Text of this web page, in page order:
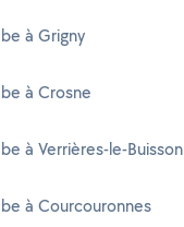
à Grigny
à Crosne
à Verrières-le-Buisson
à Courcouronnes